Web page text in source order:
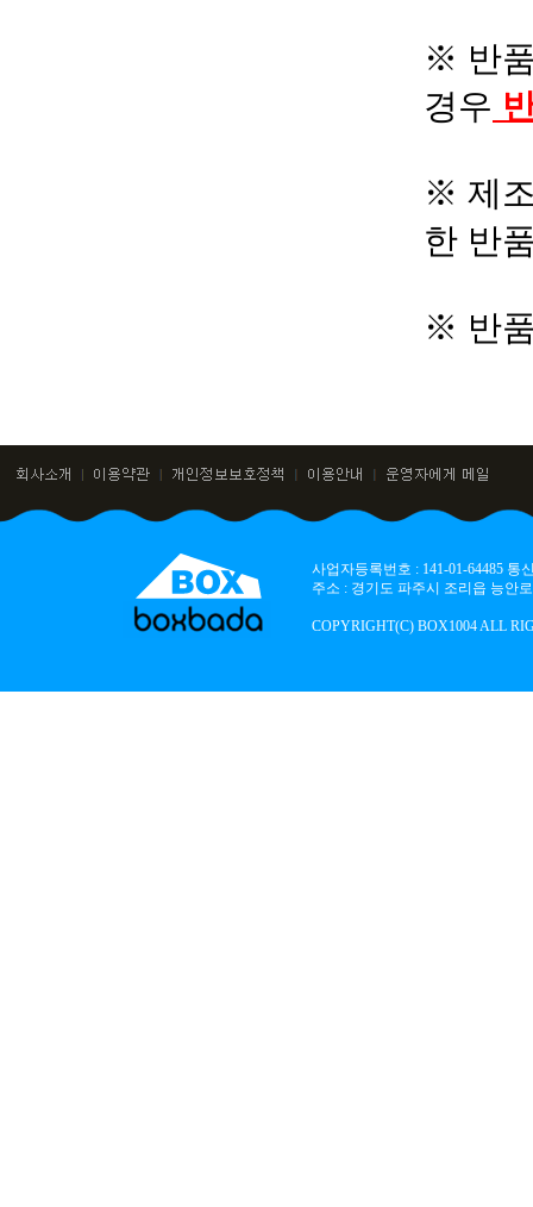
※ 반
경우
※ 제
한 반
※ 반
사업자등록번호 : 141-01-64485
주소 : 경기도 파주시 조리읍 능안
COPYRIGHT(C) BOX1004 ALL